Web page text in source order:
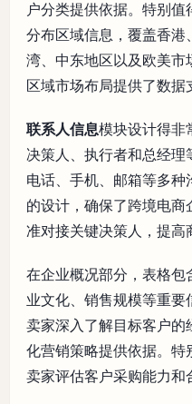
户分类提供依据。特别
分布区域信息，覆盖香港
湾、中东地区以及欧美市
区域市场布局提供了数据
联系人信息模块设计得非
决策人、执行者和总经
电话、手机、邮箱等多
的设计，确保了跨境电
准对接关键决策人，提高
在企业概况部分，表格包
业文化、销售规模等重
卖家深入了解目标客户的
化营销策略提供依据。特
卖家评估客户采购能力和